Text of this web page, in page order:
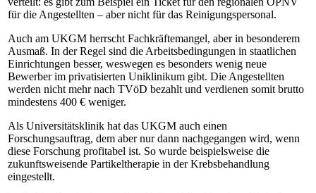
für die Angestellten – aber nicht für das Reinigungspersonal.
Auch am UKGM herrscht Fachkräftemangel, aber in besonderem
Ausmaß. In der Regel sind die Arbeitsbedingungen in staatlichen
Einrichtungen besser, weswegen es besonders wenig neue
Bewerber im privatisierten Uniklinikum gibt. Die Angestellten
werden nicht mehr nach TVöD bezahlt und verdienen somit brutto
mindestens 400 € weniger.
Als Universitätsklinik hat das UKGM auch einen
Forschungsauftrag, dem aber nur dann nachgegangen wird, wenn
diese Forschung profitabel ist. So wurde beispielsweise die
zukunftsweisende Partikeltherapie in der Krebsbehandlung
eingestellt.